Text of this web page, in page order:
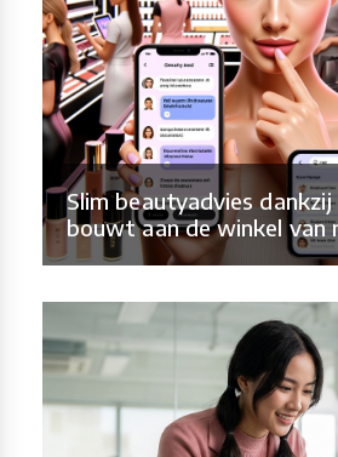
Slim beautyadvies dankzij
bouwt aan de winkel van